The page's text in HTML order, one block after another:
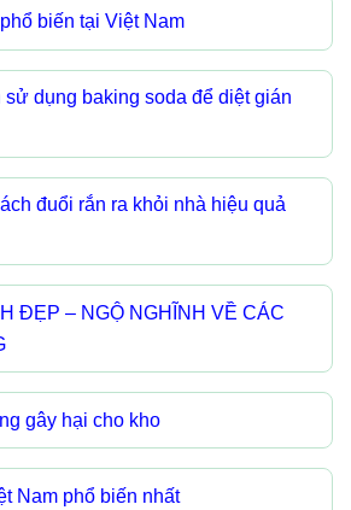
biến tại Việt Nam
dụng baking soda để diệt gián
đuổi rắn ra khỏi nhà hiệu quả
ĐẸP – NGỘ NGHĨNH VỀ CÁC
gây hại cho kho
Nam phổ biến nhất